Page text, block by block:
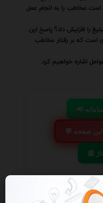
است مخاطب را به انجام عمل
را افزایش داد؟ پاسخ این
است که بر رفتار مخاطب
اشاره خواهیم کرد
این صفحه